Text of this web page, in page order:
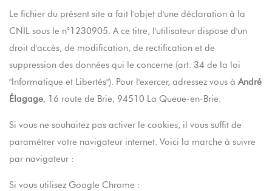
Le fichier du présent site a fait l'objet d'une déclaration à la
CNIL sous le n°1230905. A ce titre, l'utilisateur dispose d'un
droit d'accès, de modification, de rectification et de
suppression des données qui le concerne (art. 34 de la loi
"Informatique et Libertés"). Pour l'exercer, adressez vous à André
Élagage, 16 route de Brie, 94510 La Queue-en-Brie.
Si vous ne souhaitez pas activer le cookies, il vous suffit de
paramétrer votre navigateur internet. Voici la marche à suivre
par navigateur :
Si vous utilisez Google Chrome :